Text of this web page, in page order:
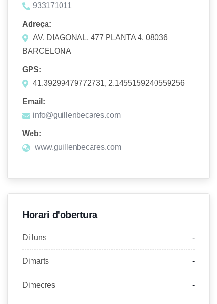
933171011
Adreça:
AV. DIAGONAL, 477 PLANTA 4. 08036
BARCELONA
GPS:
41.39299479772731, 2.1455159240559256
Email:
info@guillenbecares.com
Web:
www.guillenbecares.com
Horari d'obertura
Dilluns -
Dimarts -
Dimecres -